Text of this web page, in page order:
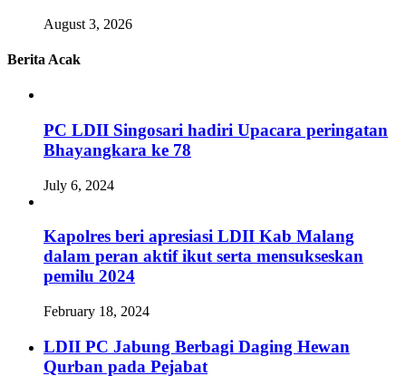
August 3, 2026
Berita Acak
PC LDII Singosari hadiri Upacara peringatan
Bhayangkara ke 78
July 6, 2024
Kapolres beri apresiasi LDII Kab Malang
dalam peran aktif ikut serta mensukseskan
pemilu 2024
February 18, 2024
LDII PC Jabung Berbagi Daging Hewan
Qurban pada Pejabat